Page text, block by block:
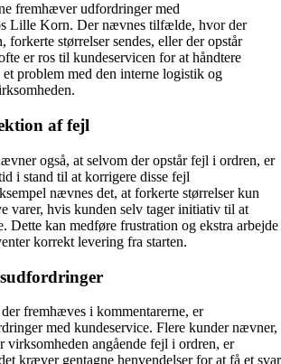
fremhæver udfordringer med
Lille Korn. Der nævnes tilfælde, hvor der
forkerte størrelser sendes, eller der opstår
er ros til kundeservicen for at håndtere
problem med den interne logistik og
af fejl
også, at selvom der opstår fejl i ordren, er
i stand til at korrigere disse fejl
nævnes det, at forkerte størrelser kun
varer, hvis kunden selv tager initiativ til at
Dette kan medføre frustration og ekstra arbejde
korrekt levering fra starten.
fremhæves i kommentarerne, er
med kundeservice. Flere kunder nævner,
virksomheden angående fejl i ordren, er
kræver gentagne henvendelser for at få et svar